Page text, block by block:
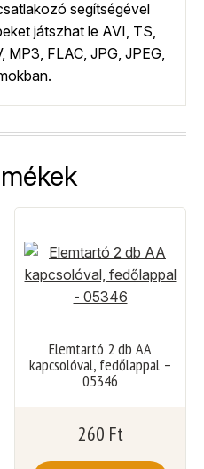
segítségével
játszhat le AVI, TS,
MP3, FLAC, JPG, JPEG,
Elemtartó 2 db AA
kapcsolóval, fedőlappal –
05346
260 Ft